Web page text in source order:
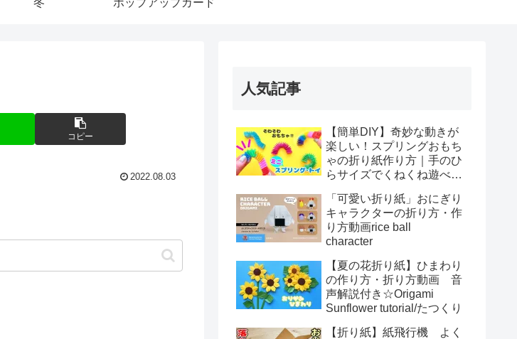
コピー
2022.08.03
人気記事
【簡単DIY】奇妙な動きが
楽しい！スプリングおもち
ゃの折り紙作り方｜手のひ
らサイズでくねくね遊べ
toys Origami
「可愛い折り紙」おにぎり
キャラクターの折り方・作
り方動画rice ball
character
【夏の花折り紙】ひまわり
の作り方・折り方動画 音
声解説付き☆Origami
Sunflower tutorial/たつくり
【折り紙】紙飛行機 よく